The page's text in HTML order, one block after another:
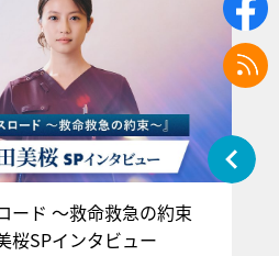
ード ～救命救急の約束
桜SPインタビュー